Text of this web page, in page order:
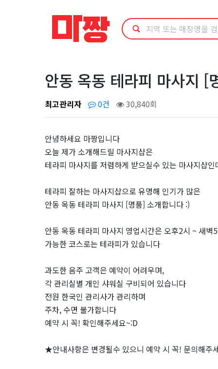
안동 옥동 테라피 마사지 [
최고관리자 0건 30,840회
안녕하세요 마짱입니다
오늘 제가 소개해드릴 마사지샵은
테라피 마사지를 저렴하게 받으실수 있는 마사지샵인
테라피 잘하는 마사지샵으로 유명해 인기가 많은
안동 옥동 테라피 마사지 [명품] 소개합니다 :)
안동 옥동 테라피 마사지 영업시간은 오후2시 ~ 새벽
가능한 코스로는 테라피가 있습니다
과도한 음주 고객은 예약이 어려우며,
각 관리실별 개인 샤워실 구비되어 있습니다
전원 한국인 관리사가 관리하며
주차, 수면 불가합니다
예약 시 꼭! 확인해주세요~:D
★안내사항은 변경될수 있으니 예약 시 꼭! 문의해주